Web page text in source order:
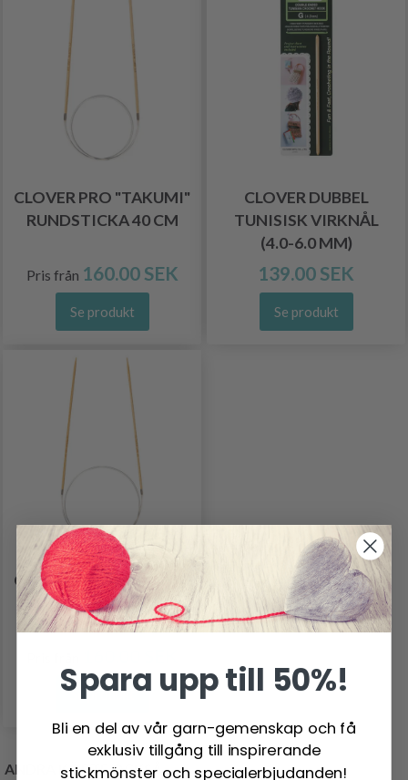
CLOVER PRO "TAKUMI"
RUNDSTICKA 40 CM
Pris från 160.00 SEK
Se produkt
CLOVER DUBBEL
TUNISISK VIRKNÅL
(4.0-6.0 MM)
139.00 SEK
Se produkt
CLOVER PRO "TAKUMI"
RUNDSTICKA 60 CM
Se produkt
ANDRA KÖPTE OCKSÅ
Spara upp till 50%!
Bli en del av vår garn-gemenskap och få
exklusiv tillgång till inspirerande
stickmönster och specialerbjudanden!